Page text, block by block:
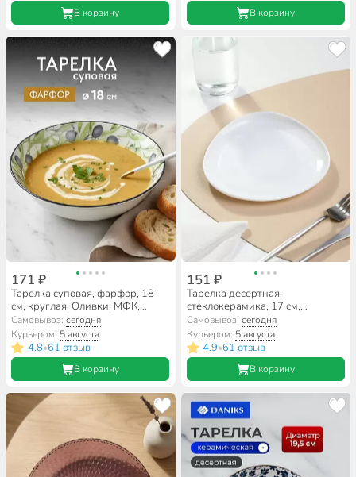
В корзину В корзину
171 ₽
Тарелка суповая, фарфор, 18
см, круглая, Оливки, МФК,
MFK07998/MFK20503
Самовывоз:сегодня
Курьером: 5 августа
4.8•61 отзыв
В корзину
151 ₽
Тарелка десертная,
стеклокерамика, 17 см,
фигурная, Вайт, RLP70X, белая
Самовывоз: сегодня
Курьером: 5 августа
4.9•61 отзыв
В корзину